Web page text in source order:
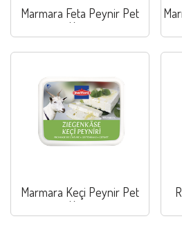
Marmara Feta Peynir Pet
Kutu
Marmara Keçi Peynir Pet
Kutu